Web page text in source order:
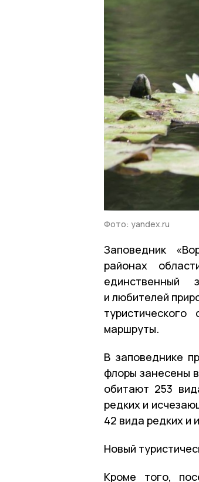
Фото: yandex.ru
Заповедник
районах
единственный
и любителей
маршруты.
В заповеднике
флоры занесены
обитают 253
редких и
42 вида редких и
Новый
Кроме того,